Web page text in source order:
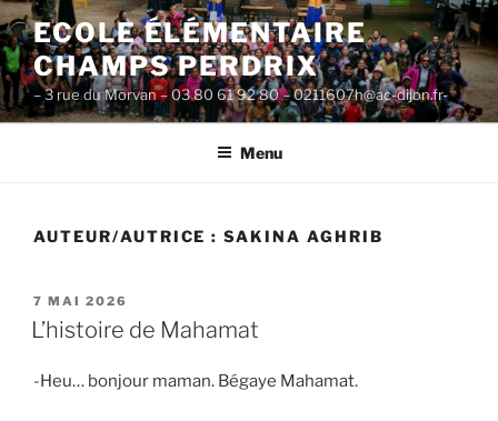
Aller
au
contenu
principal
ECOLE ÉLÉMENTAIRE
CHAMPS PERDRIX
– 3 rue du Morvan – 03 80 61 92 80 – 0211607h@ac-dijon.fr-
Menu
AUTEUR/AUTRICE :SAKINA AGHRIB
PUBLIÉ
LE
7 MAI 2026
L’histoire de Mahamat
-Heu… bonjour maman. Bégaye Mahamat.